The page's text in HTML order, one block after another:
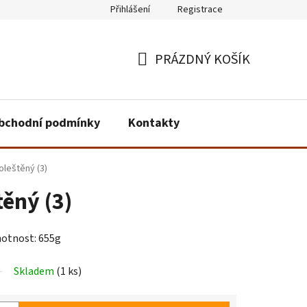
Přihlášení Registrace
PRÁZDNÝ KOŠÍK
podmínky Kontakty
(3)
(3)
655g
Skladem (1 ks)